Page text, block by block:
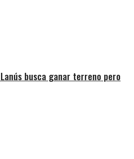
busca ganar terreno pero